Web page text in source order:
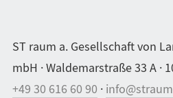
ST raum a. Gesellschaft von
mbH · Waldemarstraße 33 A ·
+49 30 616 60 90 ·